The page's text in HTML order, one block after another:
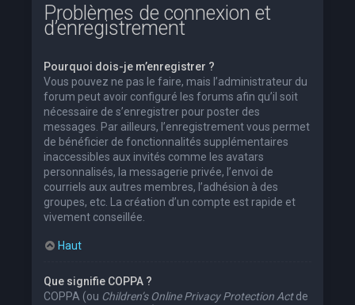
Problèmes de connexion et
d’enregistrement
Pourquoi dois-je m’enregistrer ?
Vous pouvez ne pas le faire, mais l’administrateur du
forum peut avoir configuré les forums afin qu’il soit
nécessaire de s’enregistrer pour poster des
messages. Par ailleurs, l’enregistrement vous permet
de bénéficier de fonctionnalités supplémentaires
inaccessibles aux invités comme les avatars
personnalisés, la messagerie privée, l’envoi de
courriels aux autres membres, l’adhésion à des
groupes, etc. La création d’un compte est rapide et
vivement conseillée.
Haut
Que signifie COPPA ?
COPPA (ou Children’s Online Privacy Protection Actde